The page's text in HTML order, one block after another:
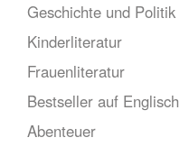
Geschichte und Politik
Kinderliteratur
Frauenliteratur
Bestseller auf Englisch
Abenteuer